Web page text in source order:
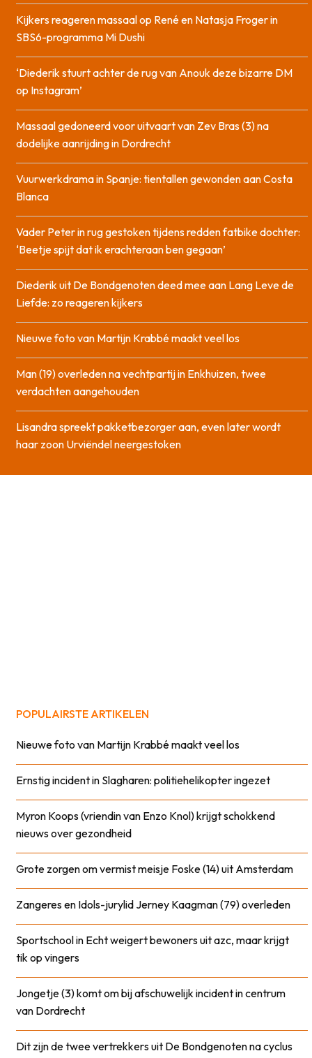
Kijkers reageren massaal op René en Natasja Froger in
SBS6-programma Mi Dushi
‘Diederik stuurt achter de rug van Anouk deze bizarre DM
op Instagram’
Massaal gedoneerd voor uitvaart van Zev Bras (3) na
dodelijke aanrijding in Dordrecht
Vuurwerkdrama in Spanje: tientallen gewonden aan Costa
Blanca
Vader Peter in rug gestoken tijdens redden fatbike dochter:
‘Beetje spijt dat ik erachteraan ben gegaan’
Diederik uit De Bondgenoten deed mee aan Lang Leve de
Liefde: zo reageren kijkers
Nieuwe foto van Martijn Krabbé maakt veel los
Man (19) overleden na vechtpartij in Enkhuizen, twee
verdachten aangehouden
Lisandra spreekt pakketbezorger aan, even later wordt
haar zoon Urviëndel neergestoken
POPULAIRSTE ARTIKELEN
Nieuwe foto van Martijn Krabbé maakt veel los
Ernstig incident in Slagharen: politiehelikopter ingezet
Myron Koops (vriendin van Enzo Knol) krijgt schokkend
nieuws over gezondheid
Grote zorgen om vermist meisje Foske (14) uit Amsterdam
Zangeres en Idols-jurylid Jerney Kaagman (79) overleden
Sportschool in Echt weigert bewoners uit azc, maar krijgt
tik op vingers
Jongetje (3) komt om bij afschuwelijk incident in centrum
van Dordrecht
Dit zijn de twee vertrekkers uit De Bondgenoten na cyclus